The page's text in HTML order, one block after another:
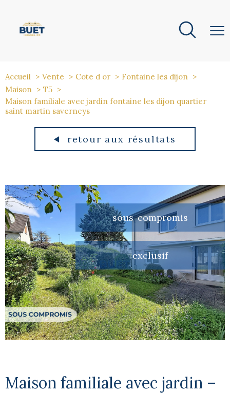
Accueil Vente Cote d or
Fontaine les dijon
Maison
T5
Maison familiale avec jardin fontaine les dijon quartier
saint martin saverneys
retour aux résultats
sous-compromis
exclusif
Maison familiale avec jardin –